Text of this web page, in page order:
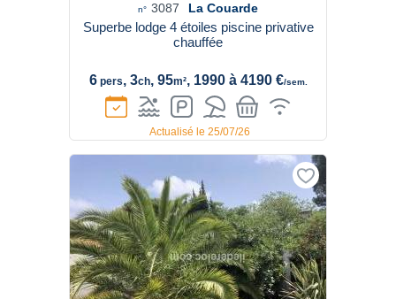
n° 3087 La Couarde
Superbe lodge 4 étoiles piscine privative
chauffée
6pers, 3ch, 95m², 1990 à 4190 €/sem.
Actualisé le 25/07/26